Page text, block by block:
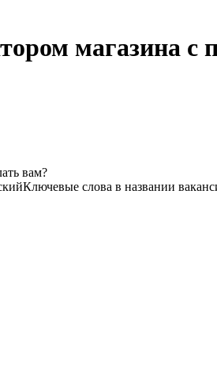
магазина
вам?
Ключевые слова в названии